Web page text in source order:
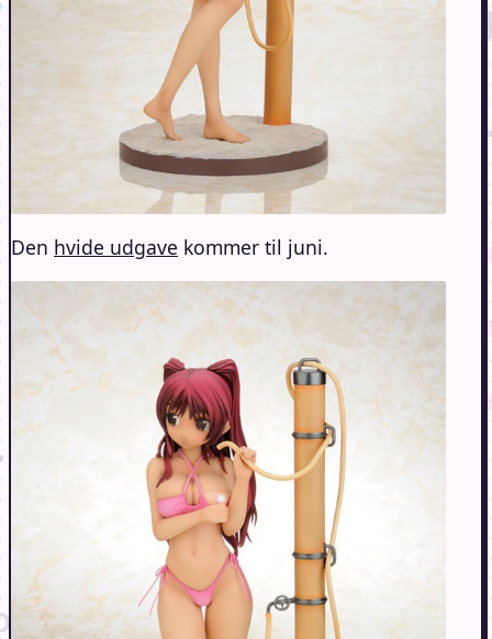
Den hvide udgave kommer til juni.